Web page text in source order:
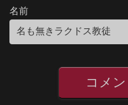
名前